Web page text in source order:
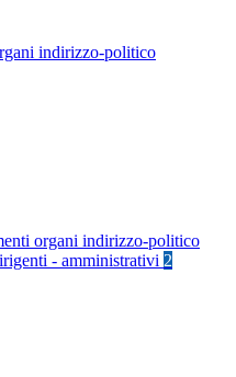
indirizzo-politico
organi indirizzo-politico
- amministrativi 2